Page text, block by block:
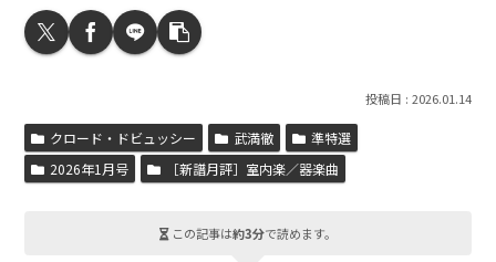
2026.01.14
クロード・ドビュッシー 武満徹
準特選
2026年1月号
［新譜月評］室内楽／器楽曲
この記事は約3分で読めます。